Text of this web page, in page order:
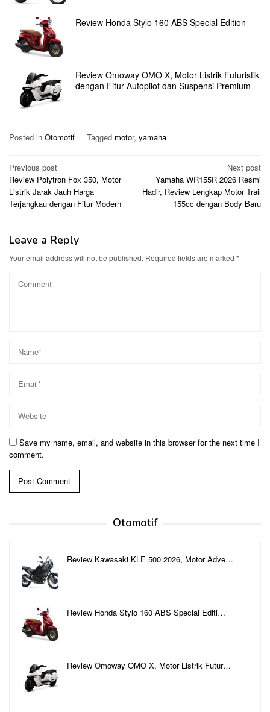
Review Honda Stylo 160 ABS Special Edition
Review Omoway OMO X, Motor Listrik Futuristik
dengan Fitur Autopilot dan Suspensi Premium
Posted in Otomotif Tagged motor, yamaha
Post
navigation
Previous post
Review Polytron Fox 350, Motor
Listrik Jarak Jauh Harga
Terjangkau dengan Fitur Modern
Next post
Yamaha WR155R 2026 Resmi
Hadir, Review Lengkap Motor Trail
155cc dengan Body Baru
Leave a Reply
Your email address will not be published. Required fields are marked *
Save my name, email, and website in this browser for the next time I
comment.
Otomotif
Review Kawasaki KLE 500 2026, Motor Adve…
Review Honda Stylo 160 ABS Special Editi…
Review Omoway OMO X, Motor Listrik Futur…